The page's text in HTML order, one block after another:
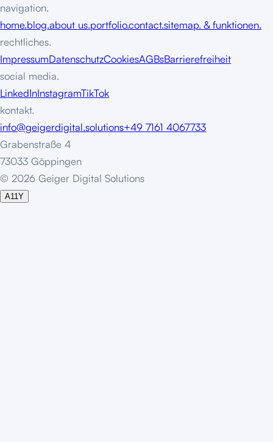
navigation.
home.blog.about us.portfolio.contact.sitemap. & funktionen.
rechtliches.
ImpressumDatenschutzCookiesAGBsBarrierefreiheit
social media.
LinkedInInstagramTikTok
kontakt.
info@geigerdigital.solutions+49 7161 4067733
Grabenstraße 4
73033 Göppingen
© 2026 Geiger Digital Solutions
A11Y